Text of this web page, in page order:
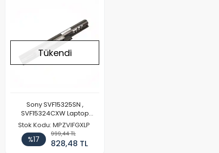
Tükendi
Sony SVF15325SN ,
SVF15324CXW Laptop
Batarya Pil
Stok Kodu: MPZVIFGXLP
%17
999,44 TL
828,48 TL